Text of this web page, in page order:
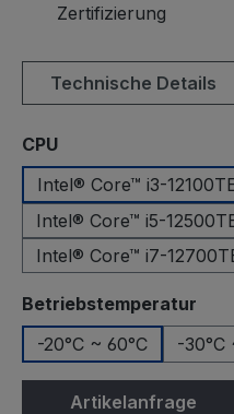
Zertifizierung
Technische Details
CPUauswählen
Intel® Core™ i3-
Intel® Core™ i5-
Intel® Core™ i7-
Betriebstemperatur
-20°C ~ 60°C
-30°C
Artikelanfrage